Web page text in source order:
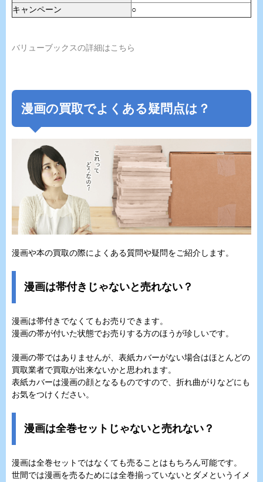
キャンペーン
○
バリューブックスの詳細はこちら
漫画の買取でよくある疑問点は？
漫画や本の買取の際によくある質問や疑問をご紹介します。
漫画は帯付きじゃないと売れない？
漫画は帯付きでなくてもお売りできます。
漫画の帯が付いた状態でお売りする方のほうが珍しいです。
漫画の帯ではありませんが、表紙カバーがない場合はほとんどの
買取業者で買取が出来ないかと思われます。
表紙カバーは漫画の顔となるものですので、折れ曲がりなどにも
お気をつけください。
漫画は全巻セットじゃないと売れない？
漫画は全巻セットではなくても売ることはもちろん可能です。
世間では漫画を売るためには全巻揃っていないとダメというイメ